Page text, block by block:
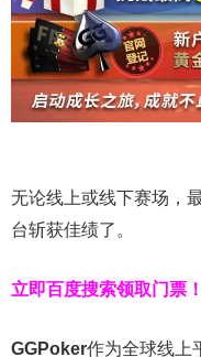
无论线上或线下赛场，
台斩获佳绩了。
立即百度搜索领取门票！
GGPoker作为全球线上